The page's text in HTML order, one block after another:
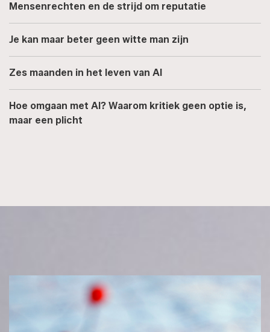
Mensenrechten en de strijd om reputatie
Je kan maar beter geen witte man zijn
Zes maanden in het leven van AI
Hoe omgaan met AI? Waarom kritiek geen optie is,
maar een plicht